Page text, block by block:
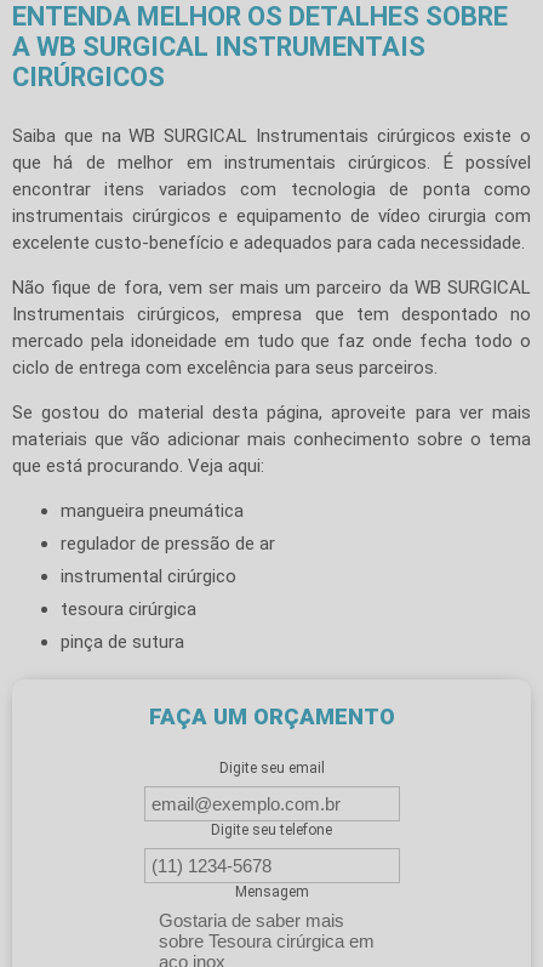
ENTENDA MELHOR OS DETALHES SOBRE
A WB SURGICAL INSTRUMENTAIS
CIRÚRGICOS
Saiba que na WB SURGICAL Instrumentais cirúrgicos existe o
que há de melhor em instrumentais cirúrgicos. É possível
encontrar itens variados com tecnologia de ponta como
instrumentais cirúrgicos e equipamento de vídeo cirurgia com
excelente custo-benefício e adequados para cada necessidade.
Não fique de fora, vem ser mais um parceiro da WB SURGICAL
Instrumentais cirúrgicos, empresa que tem despontado no
mercado pela idoneidade em tudo que faz onde fecha todo o
ciclo de entrega com excelência para seus parceiros.
Se gostou do material desta página, aproveite para ver mais
materiais que vão adicionar mais conhecimento sobre o tema
que está procurando. Veja aqui:
mangueira pneumática
regulador de pressão de ar
instrumental cirúrgico
tesoura cirúrgica
pinça de sutura
FAÇA UM ORÇAMENTO
Digite seu email
Digite seu telefone
Mensagem